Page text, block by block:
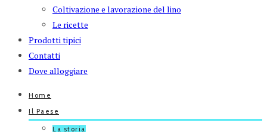
Coltivazione e lavorazione del lino
Le ricette
Prodotti tipici
Contatti
Dove alloggiare
Home
Il Paese
La storia